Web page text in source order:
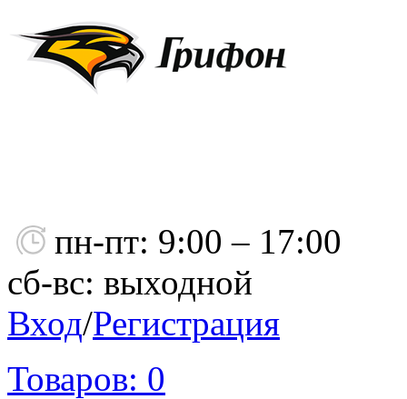
пн-пт: 9:00 – 17:00
сб-вс: выходной
Вход/Регистрация
Товаров: 0